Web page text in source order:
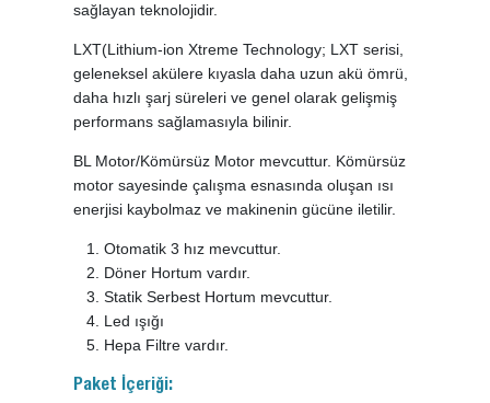
sağlayan teknolojidir.
LXT(Lithium-ion Xtreme Technology; LXT serisi,
geleneksel akülere kıyasla daha uzun akü ömrü,
daha hızlı şarj süreleri ve genel olarak gelişmiş
performans sağlamasıyla bilinir.
BL Motor/Kömürsüz Motor mevcuttur. Kömürsüz
motor sayesinde çalışma esnasında oluşan ısı
enerjisi kaybolmaz ve makinenin gücüne iletilir.
Otomatik 3 hız mevcuttur.
Döner Hortum vardır.
Statik Serbest Hortum mevcuttur.
Led ışığı
Hepa Filtre vardır.
Paket İçeriği: